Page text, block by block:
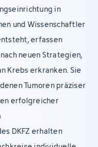
in
und Wissenschaftler
erfassen
neuen Strategien,
Krebs erkranken. Sie
Tumoren präziser
erfolgreicher
DKFZ erhalten